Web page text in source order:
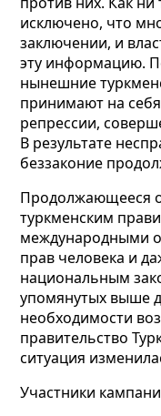
исключено, что
заключении, и
эту информацию.
нынешние
принимают на себя
репрессии,
В результате
беззаконие
Продолжающееся
туркменским
международными
прав человека и
национальным
упомянутых выше
необходимости
правительство
ситуация
Участники